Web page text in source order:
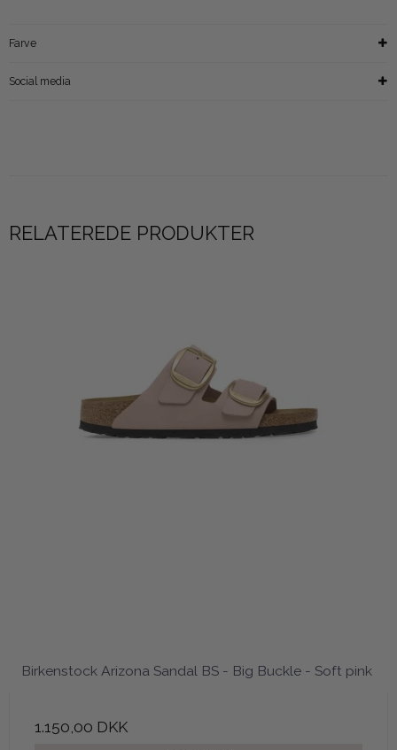
Farve
Social media
RELATEREDE PRODUKTER
Birkenstock Arizona Sandal BS - Big Buckle - Soft pink
1.150,00 DKK